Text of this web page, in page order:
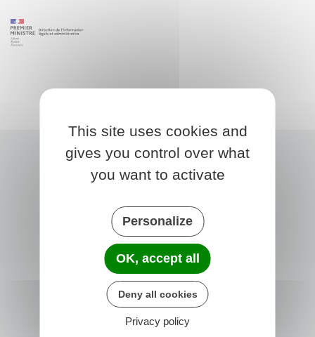
TRÉGLAMUS
15 rue de la Mairie
22540 Tréglamus
France
This site uses cookies and
gives you control over what
you want to activate
Personalize
OK, accept all
Deny all cookies
Privacy policy